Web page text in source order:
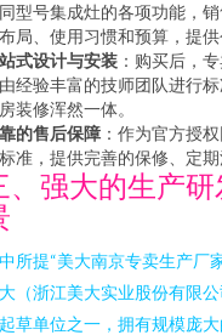
型号集成灶的各项功能，
局、使用习惯和预算，提供
式设计与安装 ：购买后，
经验丰富的技师团队进行
装修浑然一体。
的售后保障 ：作为官方授
准，提供完善的保修、定
、强大的生产研
所提“美大南京专卖生产厂
（浙江美大实业股份有限
草单位之一，拥有规模庞